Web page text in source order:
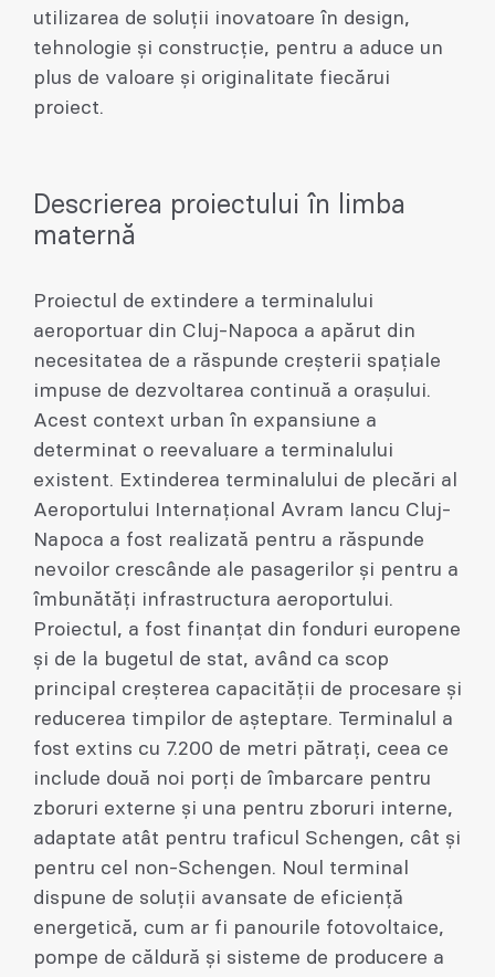
utilizarea de soluții inovatoare în design,
tehnologie și construcție, pentru a aduce un
plus de valoare și originalitate fiecărui
proiect.
Descrierea proiectului în limba
maternă
Proiectul de extindere a terminalului
aeroportuar din Cluj-Napoca a apărut din
necesitatea de a răspunde creșterii spațiale
impuse de dezvoltarea continuă a orașului.
Acest context urban în expansiune a
determinat o reevaluare a terminalului
existent. Extinderea terminalului de plecări al
Aeroportului Internațional Avram Iancu Cluj-
Napoca a fost realizată pentru a răspunde
nevoilor crescânde ale pasagerilor și pentru a
îmbunătăți infrastructura aeroportului.
Proiectul, a fost finanțat din fonduri europene
și de la bugetul de stat, având ca scop
principal creșterea capacității de procesare și
reducerea timpilor de așteptare. Terminalul a
fost extins cu 7.200 de metri pătrați, ceea ce
include două noi porți de îmbarcare pentru
zboruri externe și una pentru zboruri interne,
adaptate atât pentru traficul Schengen, cât și
pentru cel non-Schengen. Noul terminal
dispune de soluții avansate de eficiență
energetică, cum ar fi panourile fotovoltaice,
pompe de căldură și sisteme de producere a